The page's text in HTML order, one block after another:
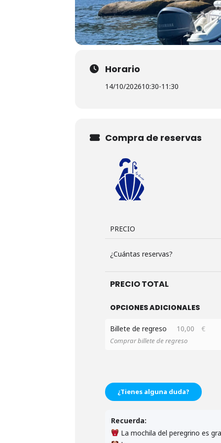
Horario
14/10/202610:30-11:30
Compra de reservas
PRECIO
¿Cuántas reservas?
PRECIO TOTAL
OPCIONES ADICIONALES
Billete de regreso 10,00 €
Comprar billete de regreso
¿Tienes alguna duda?
Recuerda:
La mochila del peregrino es